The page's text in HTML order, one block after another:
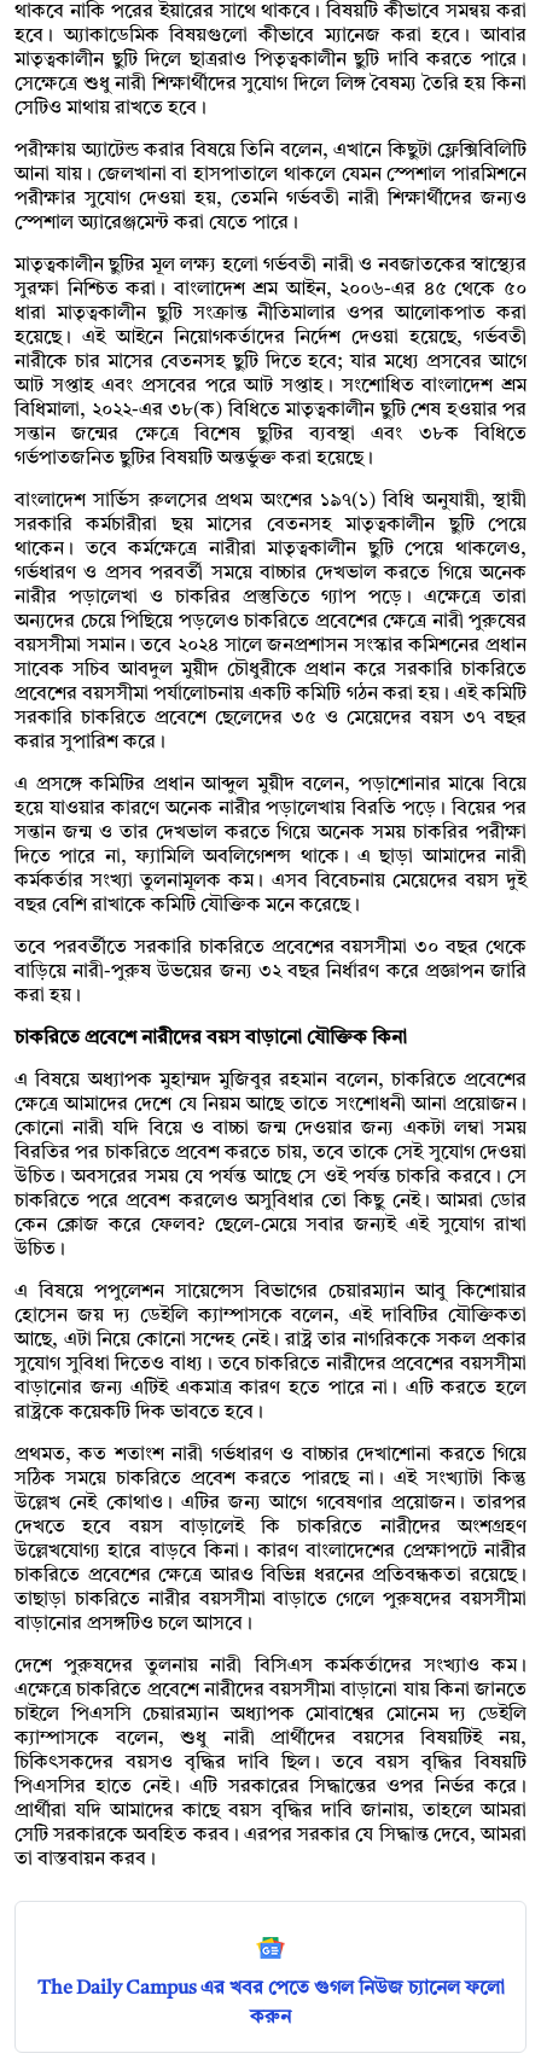
থাকবে নাকি পরের ইয়ারের সাথে থাকবে। বিষয়টি কীভাবে সমন্বয় করা
হবে। অ্যাকাডেমিক বিষয়গুলো কীভাবে ম্যানেজ করা হবে। আবার
মাতৃত্বকালীন ছুটি দিলে ছাত্ররাও পিতৃত্বকালীন ছুটি দাবি করতে পারে।
সেক্ষেত্রে শুধু নারী শিক্ষার্থীদের সুযোগ দিলে লিঙ্গ বৈষম্য তৈরি হয় কিনা
সেটিও মাথায় রাখতে হবে।
পরীক্ষায় অ্যাটেন্ড করার বিষয়ে তিনি বলেন, এখানে কিছুটা ফ্লেক্সিবিলিটি
আনা যায়। জেলখানা বা হাসপাতালে থাকলে যেমন স্পেশাল পারমিশনে
পরীক্ষার সুযোগ দেওয়া হয়, তেমনি গর্ভবতী নারী শিক্ষার্থীদের জন্যও
স্পেশাল অ্যারেঞ্জমেন্ট করা যেতে পারে।
মাতৃত্বকালীন ছুটির মূল লক্ষ্য হলো গর্ভবতী নারী ও নবজাতকের স্বাস্থ্যের
সুরক্ষা নিশ্চিত করা। বাংলাদেশ শ্রম আইন, ২০০৬-এর ৪৫ থেকে ৫০
ধারা মাতৃত্বকালীন ছুটি সংক্রান্ত নীতিমালার ওপর আলোকপাত করা
হয়েছে। এই আইনে নিয়োগকর্তাদের নির্দেশ দেওয়া হয়েছে, গর্ভবতী
নারীকে চার মাসের বেতনসহ ছুটি দিতে হবে; যার মধ্যে প্রসবের আগে
আট সপ্তাহ এবং প্রসবের পরে আট সপ্তাহ। সংশোধিত বাংলাদেশ শ্রম
বিধিমালা, ২০২২-এর ৩৮(ক) বিধিতে মাতৃত্বকালীন ছুটি শেষ হওয়ার পর
সন্তান জন্মের ক্ষেত্রে বিশেষ ছুটির ব্যবস্থা এবং ৩৮ক বিধিতে
গর্ভপাতজনিত ছুটির বিষয়টি অন্তর্ভুক্ত করা হয়েছে।
বাংলাদেশ সার্ভিস রুলসের প্রথম অংশের ১৯৭(১) বিধি অনুযায়ী, স্থায়ী
সরকারি কর্মচারীরা ছয় মাসের বেতনসহ মাতৃত্বকালীন ছুটি পেয়ে
থাকেন। তবে কর্মক্ষেত্রে নারীরা মাতৃত্বকালীন ছুটি পেয়ে থাকলেও,
গর্ভধারণ ও প্রসব পরবর্তী সময়ে বাচ্চার দেখভাল করতে গিয়ে অনেক
নারীর পড়ালেখা ও চাকরির প্রস্তুতিতে গ্যাপ পড়ে। এক্ষেত্রে তারা
অন্যদের চেয়ে পিছিয়ে পড়লেও চাকরিতে প্রবেশের ক্ষেত্রে নারী পুরুষের
বয়সসীমা সমান। তবে ২০২৪ সালে জনপ্রশাসন সংস্কার কমিশনের প্রধান
সাবেক সচিব আবদুল মুয়ীদ চৌধুরীকে প্রধান করে সরকারি চাকরিতে
প্রবেশের বয়সসীমা পর্যালোচনায় একটি কমিটি গঠন করা হয়। এই কমিটি
সরকারি চাকরিতে প্রবেশে ছেলেদের ৩৫ ও মেয়েদের বয়স ৩৭ বছর
করার সুপারিশ করে।
এ প্রসঙ্গে কমিটির প্রধান আব্দুল মুয়ীদ বলেন, পড়াশোনার মাঝে বিয়ে
হয়ে যাওয়ার কারণে অনেক নারীর পড়ালেখায় বিরতি পড়ে। বিয়ের পর
সন্তান জন্ম ও তার দেখভাল করতে গিয়ে অনেক সময় চাকরির পরীক্ষা
দিতে পারে না, ফ্যামিলি অবলিগেশন্স থাকে। এ ছাড়া আমাদের নারী
কর্মকর্তার সংখ্যা তুলনামূলক কম। এসব বিবেচনায় মেয়েদের বয়স দুই
বছর বেশি রাখাকে কমিটি যৌক্তিক মনে করেছে।
তবে পরবর্তীতে সরকারি চাকরিতে প্রবেশের বয়সসীমা ৩০ বছর থেকে
বাড়িয়ে নারী-পুরুষ উভয়ের জন্য ৩২ বছর নির্ধারণ করে প্রজ্ঞাপন জারি
করা হয়।
চাকরিতে প্রবেশে নারীদের বয়স বাড়ানো যৌক্তিক কিনা
এ বিষয়ে অধ্যাপক মুহাম্মদ মুজিবুর রহমান বলেন, চাকরিতে প্রবেশের
ক্ষেত্রে আমাদের দেশে যে নিয়ম আছে তাতে সংশোধনী আনা প্রয়োজন।
কোনো নারী যদি বিয়ে ও বাচ্চা জন্ম দেওয়ার জন্য একটা লম্বা সময়
বিরতির পর চাকরিতে প্রবেশ করতে চায়, তবে তাকে সেই সুযোগ দেওয়া
উচিত। অবসরের সময় যে পর্যন্ত আছে সে ওই পর্যন্ত চাকরি করবে। সে
চাকরিতে পরে প্রবেশ করলেও অসুবিধার তো কিছু নেই। আমরা ডোর
কেন ক্লোজ করে ফেলব? ছেলে-মেয়ে সবার জন্যই এই সুযোগ রাখা
উচিত।
এ বিষয়ে পপুলেশন সায়েন্সেস বিভাগের চেয়ারম্যান আবু কিশোয়ার
হোসেন জয় দ্য ডেইলি ক্যাম্পাসকে বলেন, এই দাবিটির যৌক্তিকতা
আছে, এটা নিয়ে কোনো সন্দেহ নেই। রাষ্ট্র তার নাগরিককে সকল প্রকার
সুযোগ সুবিধা দিতেও বাধ্য। তবে চাকরিতে নারীদের প্রবেশের বয়সসীমা
বাড়ানোর জন্য এটিই একমাত্র কারণ হতে পারে না। এটি করতে হলে
রাষ্ট্রকে কয়েকটি দিক ভাবতে হবে।
প্রথমত, কত শতাংশ নারী গর্ভধারণ ও বাচ্চার দেখাশোনা করতে গিয়ে
সঠিক সময়ে চাকরিতে প্রবেশ করতে পারছে না। এই সংখ্যাটা কিন্তু
উল্লেখ নেই কোথাও। এটির জন্য আগে গবেষণার প্রয়োজন। তারপর
দেখতে হবে বয়স বাড়ালেই কি চাকরিতে নারীদের অংশগ্রহণ
উল্লেখযোগ্য হারে বাড়বে কিনা। কারণ বাংলাদেশের প্রেক্ষাপটে নারীর
চাকরিতে প্রবেশের ক্ষেত্রে আরও বিভিন্ন ধরনের প্রতিবন্ধকতা রয়েছে।
তাছাড়া চাকরিতে নারীর বয়সসীমা বাড়াতে গেলে পুরুষদের বয়সসীমা
বাড়ানোর প্রসঙ্গটিও চলে আসবে।
দেশে পুরুষদের তুলনায় নারী বিসিএস কর্মকর্তাদের সংখ্যাও কম।
এক্ষেত্রে চাকরিতে প্রবেশে নারীদের বয়সসীমা বাড়ানো যায় কিনা জানতে
চাইলে পিএসসি চেয়ারম্যান অধ্যাপক মোবাশ্বের মোনেম দ্য ডেইলি
ক্যাম্পাসকে বলেন, শুধু নারী প্রার্থীদের বয়সের বিষয়টিই নয়,
চিকিৎসকদের বয়সও বৃদ্ধির দাবি ছিল। তবে বয়স বৃদ্ধির বিষয়টি
পিএসসির হাতে নেই। এটি সরকারের সিদ্ধান্তের ওপর নির্ভর করে।
প্রার্থীরা যদি আমাদের কাছে বয়স বৃদ্ধির দাবি জানায়, তাহলে আমরা
সেটি সরকারকে অবহিত করব। এরপর সরকার যে সিদ্ধান্ত দেবে, আমরা
তা বাস্তবায়ন করব।
The Daily Campus এর খবর পেতে গুগল নিউজ চ্যানেল ফলো
করুন